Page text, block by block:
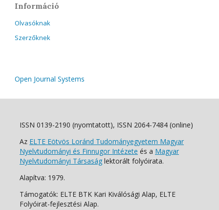
Információ
Olvasóknak
Szerzőknek
Open Journal Systems
ISSN 0139-2190 (nyomtatott), ISSN 2064-7484 (online)
Az ELTE Eötvös Loránd Tudományegyetem Magyar
Nyelvtudományi és Finnugor Intézete és a Magyar
Nyelvtudományi Társaság lektorált folyóirata.
Alapítva: 1979.
Támogatók: ELTE BTK Kari Kiválósági Alap, ELTE
Folyóirat-fejlesztési Alap.